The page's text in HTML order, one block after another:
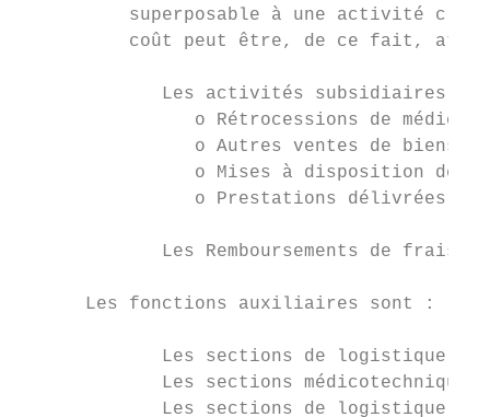
superposable à une activité
coût peut être, de ce fait,
             Les activités subsidiaires :
o Rétrocessions de
o Autres ventes de biens
o Mises à disposition de
o Prestations délivrées
Les Remboursements de frais
      Les fonctions auxiliaires sont :
Les sections de logistique et
Les sections médicotechniques
Les sections de logistique